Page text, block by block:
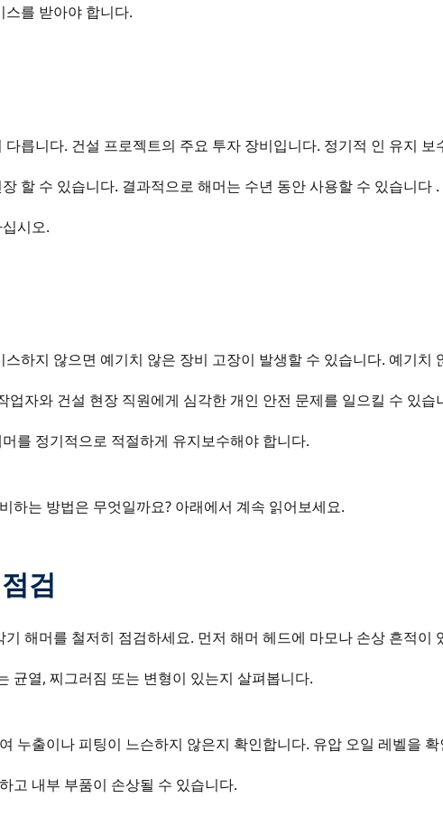
를 받아야 합니다.
릅니다. 건설 프로젝트의 주요 투자 장비입니다. 정기적 인 유지 보
할 수 있습니다. 결과적으로 해머는 수년 동안 사용할 수 있습니다
시오.
하지 않으면 예기치 않은 장비 고장이 발생할 수 있습니다. 예기치
업자와 건설 현장 직원에게 심각한 개인 안전 문제를 일으킬 수 있습
를 정기적으로 적절하게 유지보수해야 합니다.
하는 방법은 무엇일까요? 아래에서 계속 읽어보세요.
검
해머를 철저히 점검하세요. 먼저 해머 헤드에 마모나 손상 흔적이
균열, 찌그러짐 또는 변형이 있는지 살펴봅니다.
누출이나 피팅이 느슨하지 않은지 확인합니다. 유압 오일 레벨을
고 내부 부품이 손상될 수 있습니다.